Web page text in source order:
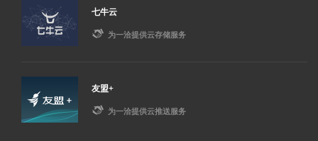
七牛云
 为一洽提供云存储服务
友盟+
 为一洽提供云推送服务